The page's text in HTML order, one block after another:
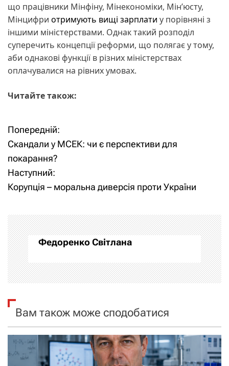
що працівники Мінфіну, Мінекономіки, Мін’юсту,
Мінцифри отримують вищі зарплати у порівняні з
іншими міністерствами. Однак такий розподіл
суперечить концепції реформи, що полягає у тому,
аби однакові функції в різних міністерствах
оплачувалися на рівних умовах.
Читайте також:
Н
а
в
г
а
ц
і
я
з
а
Попередній:
Скандали у МСЕК: чи є перспективи для
покарання?
Наступний:
Корупція – моральна диверсія проти України
Федоренко Світлана
Вам також може сподобатися